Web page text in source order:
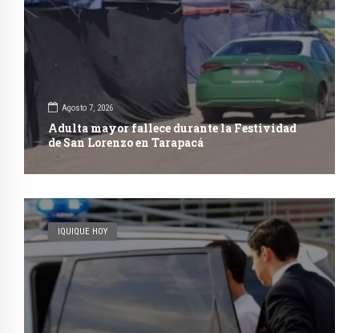
Agosto 7, 2026
Adulta mayor fallece durante la Festividad
de San Lorenzo en Tarapacá
IQUIQUE HOY